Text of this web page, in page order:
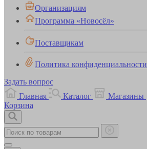
Организациям
Программа «Новосёл»
Поставщикам
Политика конфиденциальности
Задать вопрос
Главная
Каталог Магазины
Корзина